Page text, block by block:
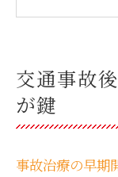
交通事
事故治
交通事故
が鍵
事故治療の早期